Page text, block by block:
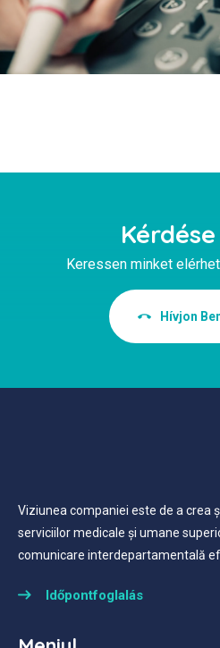
Keressen minket
Hívjon
Viziunea companiei este de a crea
serviciilor medicale și umane
comunicare interdepartamentală
Időpontfoglalás